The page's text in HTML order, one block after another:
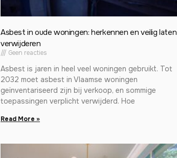
Asbest in oude woningen: herkennen en veilig laten
verwijderen
Geen reacties
Asbest is jaren in heel veel woningen gebruikt. Tot
2032 moet asbest in Vlaamse woningen
geïnventariseerd zijn bij verkoop, en sommige
toepassingen verplicht verwijderd. Hoe
Read More »